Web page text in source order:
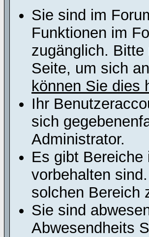
Sie sind im
Funktionen im
zugänglich.
Seite, um sich
können Sie dies
Ihr
sich
Administrator.
Es gibt
vorbehalten
solchen Bereich
Sie sind
Abwesendheits